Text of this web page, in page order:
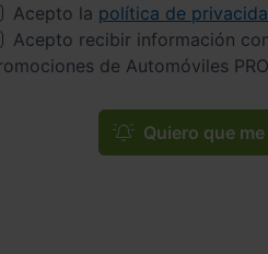
Acepto la política de
Acepto recibir información
de Automóviles
Quiero que